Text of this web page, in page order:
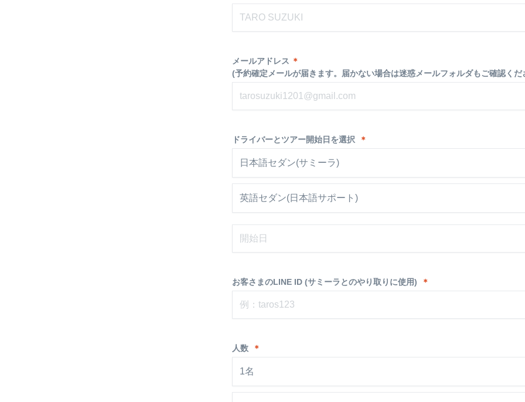
メールアドレス ＊
(予約確定メールが届きます。届かない場合は迷惑メールフォルダもご確認くだ
ドライバーとツアー開始日を選択 ＊
日本語セダン(サミーラ)
英語セダン(日本語サポート)
お客さまのLINE ID (サミーラとのやり取りに使用) ＊
人数 ＊
1名